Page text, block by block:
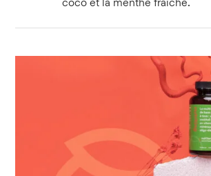
coco et la menthe fraîche.